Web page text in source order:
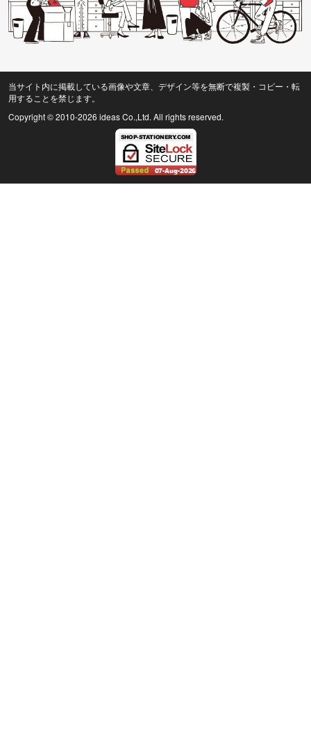
当サイト内に掲載している画像や文章、デザイン等を無断で複製・コピー・転
用することを禁じます。
Copyright © 2010-2026 ideas Co.,Ltd. All rights reserved.